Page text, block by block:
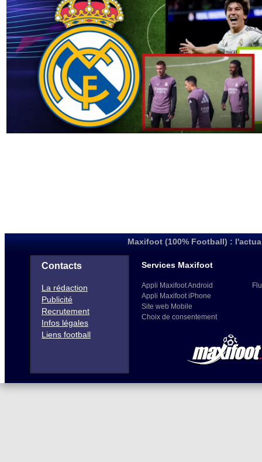
Maxifoot (100% Football) :
Contacts
La rédaction
Publicité
Recrutement
Infos légales
Liens football
Services Maxifoot
Appli Maxifoot Android
Appli Maxifoot iPhone
Site web Mobile
Choix de consentement